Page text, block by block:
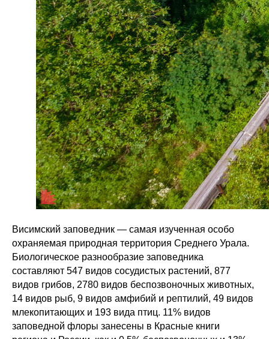
Висимский заповедник — самая изученная особо
охраняемая природная территория Среднего Урала.
Биологическое разнообразие заповедника
составляют 547 видов сосудистых растений, 877
видов грибов, 2780 видов беспозвоночных животных,
14 видов рыб, 9 видов амфибий и рептилий, 49 видов
млекопитающих и 193 вида птиц. 11% видов
заповедной флоры занесены в Красные книги